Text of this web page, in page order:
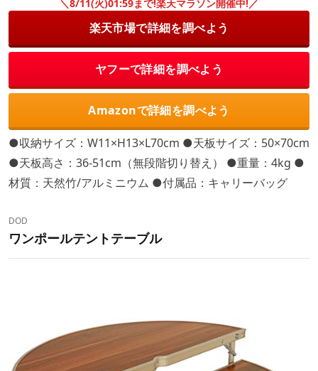
＼8/11(火)01:59まで!楽天マラソン開催中!／
楽天市場で詳細を調べよう
ヤフーで詳細を調べよう
Amazonで詳細を調べよう
●収納サイズ：W11×H13×L70cm ●天板サイズ：50×70cm
●天板高さ：36-51cm（無段階切り替え） ●重量：4kg ●
材質：天然竹/アルミニウム ●付属品：キャリーバッグ
DOD
ワンポールテントテーブル